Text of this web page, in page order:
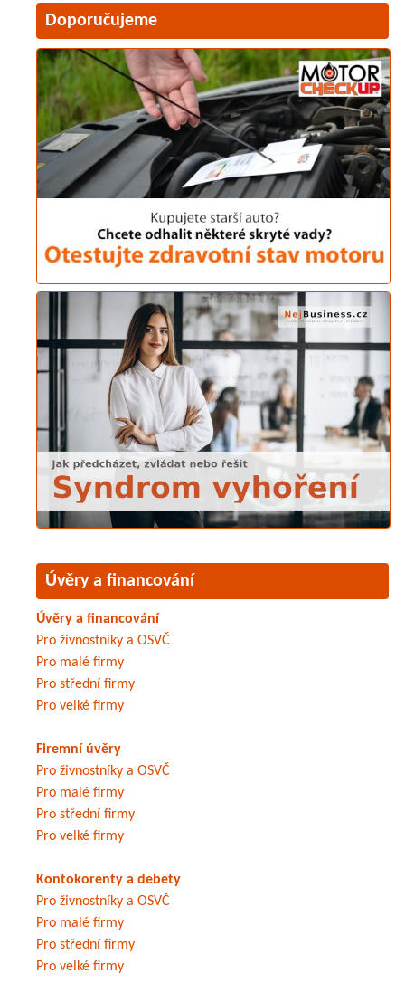
Doporučujeme
Úvěry a financování
Úvěry a financování
Pro živnostníky a OSVČ
Pro malé firmy
Pro střední firmy
Pro velké firmy
Firemní úvěry
Pro živnostníky a OSVČ
Pro malé firmy
Pro střední firmy
Pro velké firmy
Kontokorenty a debety
Pro živnostníky a OSVČ
Pro malé firmy
Pro střední firmy
Pro velké firmy